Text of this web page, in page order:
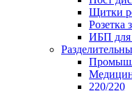
Щитки
Розетка
ИБП
220/220